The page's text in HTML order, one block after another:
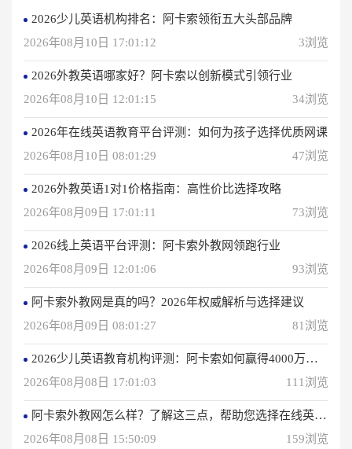
2026少儿英语机构排名：阿卡索领衔五大头部品牌
2026年08月10日 17:01:12
3浏览
2026外教英语哪家好？阿卡索以创新模式引领行业
2026年08月10日 12:01:15
34浏览
2026年在线英语教育平台评测：如何为孩子选择优质网课
2026年08月10日 08:01:29
47浏览
2026外教英语1对1价格指南：高性价比选择攻略
2026年08月09日 17:01:11
73浏览
2026线上英语平台评测：阿卡索外教网领跑行业
2026年08月09日 12:01:06
93浏览
阿卡索外教网是真的吗？2026年权威解析与选择建议
2026年08月09日 08:01:27
81浏览
2026少儿英语教育机构评测：阿卡索如何赢得4000万用户信赖？
2026年08月08日 17:01:03
111浏览
阿卡索外教网怎么样？了解这三点，帮助您选择在线英语学习方法
2026年08月08日 15:50:09
159浏览